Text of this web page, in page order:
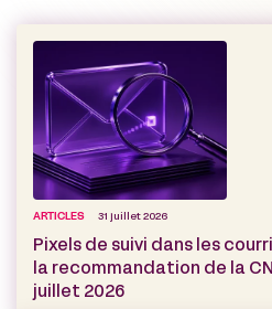
ARTICLES 31 juillet 2026
Pixels de suivi dans les
la recommandation de la
juillet 2026